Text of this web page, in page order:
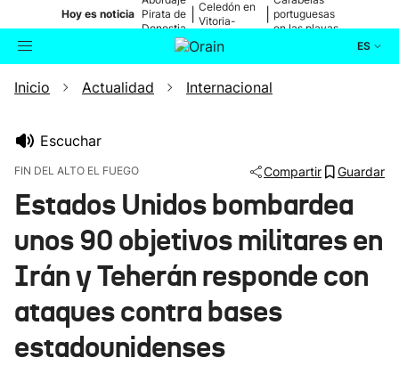
Hoy es noticia Pirata de
Donostia
Celedón en
Vitoria-
portuguesas
en las playas
ES
Buscador Actualidad
Ikusmiran
Eguraldia
Inicio Actualidad Internacional
Escuchar
FIN DEL ALTO EL FUEGO Compartir Guardar
Estados Unidos bombardea
unos 90 objetivos militares en
Irán y Teherán responde con
ataques contra bases
estadounidenses